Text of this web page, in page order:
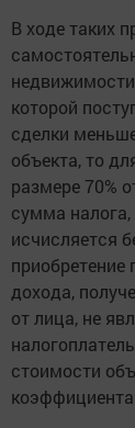
В ходе таких
которой
сделки
объекта, то
размере 70%
сумма
исчисляется
дохода,
от лица, не
стоимости
коэффициента